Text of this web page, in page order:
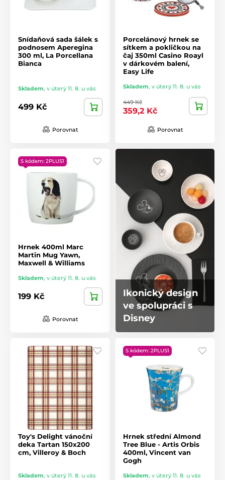
Snídaňová sada šálek s
podnosem Aperegina
300 ml, La Porcellana
Bianca
Skladem, v úterý 11. 8. u vás
499 Kč
Porovnat
Porcelánový hrnek se
sítkem a pokličkou na
čaj 350ml Casino Roayl
v dárkovém balení,
Easy Life
Skladem, v úterý 11. 8. u vás
449 Kč
359,2 Kč
Porovnat
S kódem: 2PLUS1
Hrnek 400ml Marc
Martin Mug Yawn,
Maxwell & Williams
Skladem, v úterý 11. 8. u vás
199 Kč
Porovnat
Ikonický design
ve spolupráci s
Disney
Toy's Delight vánoční
deka Tartan 150x200
cm, Villeroy & Boch
Skladem, v úterý 11. 8. u vás
S kódem: 2PLUS1
Hrnek střední Almond
Tree Blue - Artis Orbis
400ml, Vincent van
Gogh
Skladem, v úterý 11. 8. u vás